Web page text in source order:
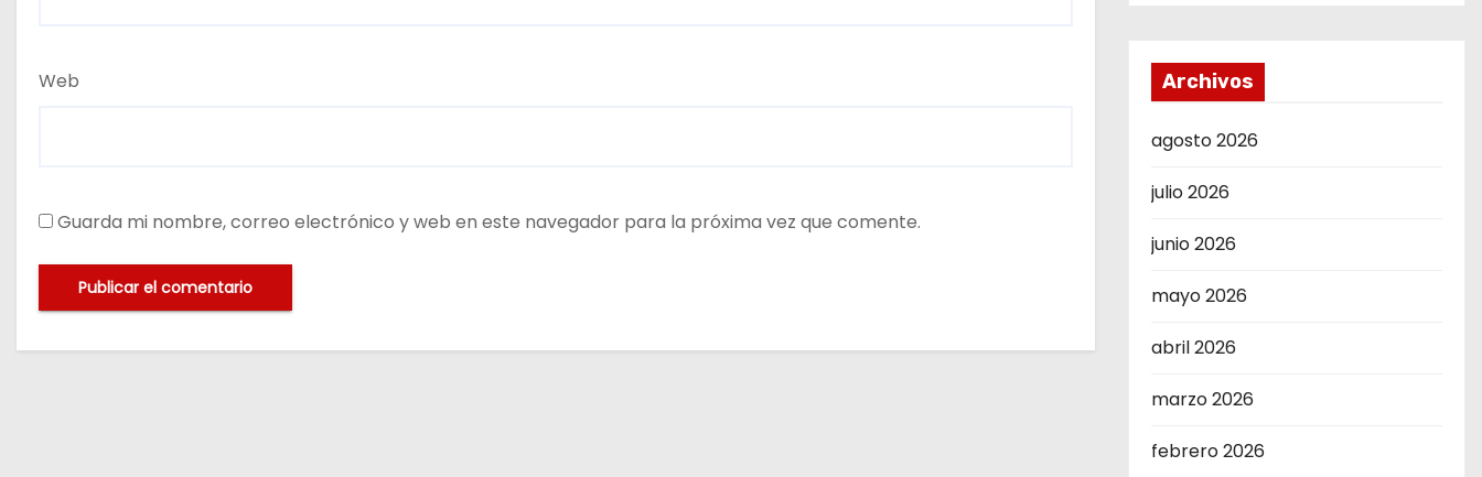
Web
Guarda mi nombre, correo electrónico y web en este navegador para la próxima vez que comente.
Archivos
agosto 2026
julio 2026
junio 2026
mayo 2026
abril 2026
marzo 2026
febrero 2026